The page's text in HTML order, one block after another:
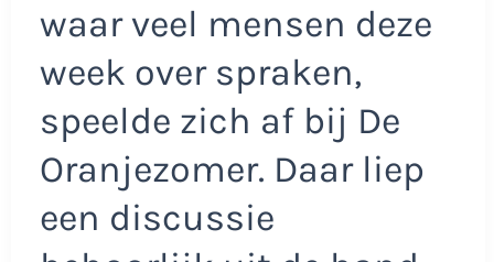
waar veel mensen deze
week over spraken,
speelde zich af bij De
Oranjezomer. Daar liep
een discussie